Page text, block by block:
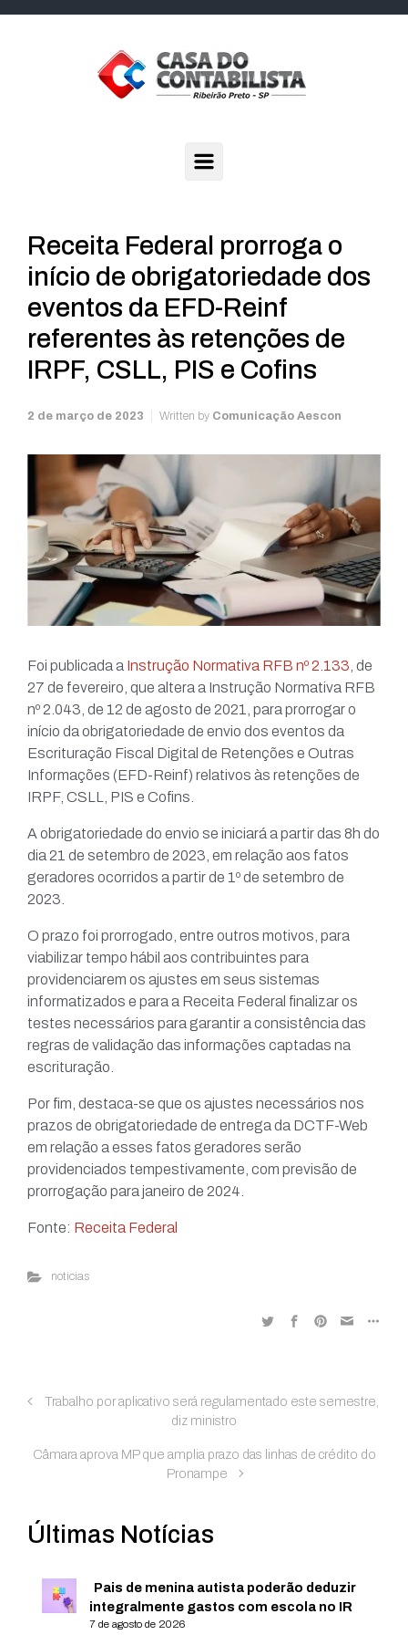
Receita Federal prorroga o
início de obrigatoriedade dos
eventos da EFD-Reinf
referentes às retenções de
IRPF, CSLL, PIS e Cofins
2 de março de 2023 Written by Comunicação Aescon
Foi publicada a Instrução Normativa RFB nº 2.133 , de
27 de fevereiro, que altera a Instrução Normativa RFB
nº 2.043, de 12 de agosto de 2021, para prorrogar o
início da obrigatoriedade de envio dos eventos da
Escrituração Fiscal Digital de Retenções e Outras
Informações (EFD-Reinf) relativos às retenções de
IRPF, CSLL, PIS e Cofins.
A obrigatoriedade do envio se iniciará a partir das 8h do
dia 21 de setembro de 2023, em relação aos fatos
geradores ocorridos a partir de 1º de setembro de
2023.
O prazo foi prorrogado, entre outros motivos, para
viabilizar tempo hábil aos contribuintes para
providenciarem os ajustes em seus sistemas
informatizados e para a Receita Federal finalizar os
testes necessários para garantir a consistência das
regras de validação das informações captadas na
escrituração.
Por fim, destaca-se que os ajustes necessários nos
prazos de obrigatoriedade de entrega da DCTF-Web
em relação a esses fatos geradores serão
providenciados tempestivamente, com previsão de
prorrogação para janeiro de 2024.
Fonte: Receita Federal
noticias
Trabalho por aplicativo será regulamentado este semestre,
diz ministro
Câmara aprova MP que amplia prazo das linhas de crédito do
Pronampe
Últimas Notícias
Pais de menina autista poderão deduzir
integralmente gastos com escola no IR
7 de agosto de 2026